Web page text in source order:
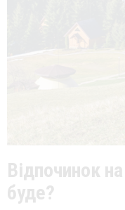
Відпочинок
буде?